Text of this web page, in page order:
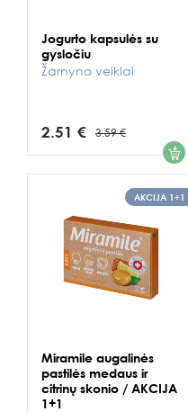
Jogurto kapsulės su
gysločiu
Žarnyno veiklai
2.51 € 3.59 € 1
AKCIJA 1+1
Miramile augalinės
pastilės medaus ir
citrinų skonio / AKCIJA
1+1